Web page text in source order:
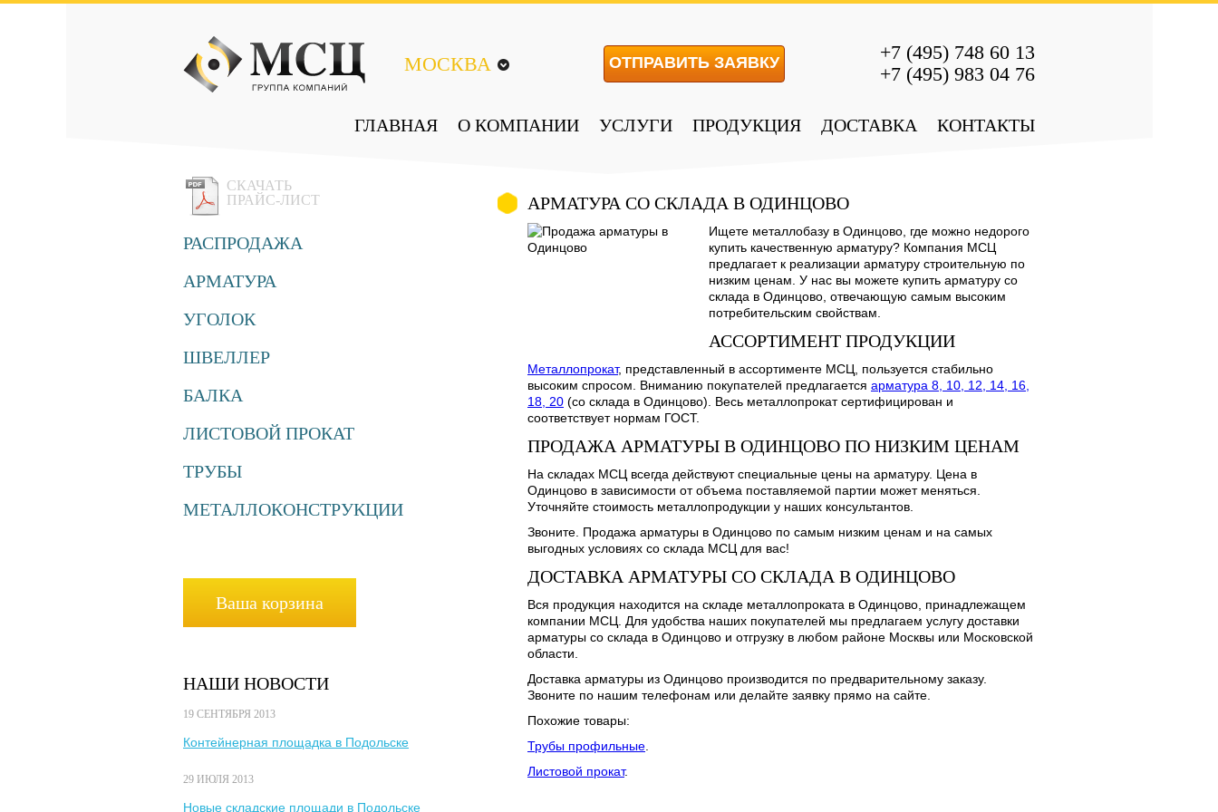
МОСКВА ОТПРАВИТЬ ЗАЯВКУ
+7 (495) 748 60 13
+7 (495) 983 04 76
ГЛАВНАЯ О КОМПАНИИ УСЛУГИ ПРОДУКЦИЯ ДОСТАВКА КОНТАКТЫ
СКАЧАТЬ
ПРАЙС-ЛИСТ
РАСПРОДАЖА
АРМАТУРА
УГОЛОК
ШВЕЛЛЕР
БАЛКА
ЛИСТОВОЙ ПРОКАТ
ТРУБЫ
МЕТАЛЛОКОНСТРУКЦИИ
Ваша корзина
НАШИ НОВОСТИ
19 СЕНТЯБРЯ 2013
Контейнерная площадка в Подольске
29 ИЮЛЯ 2013
Новые складские площади в Подольске
АРМАТУРА СО СКЛАДА В ОДИНЦОВО
Ищете металлобазу в Одинцово, где можно недорого
купить качественную арматуру? Компания МСЦ
предлагает к реализации арматуру строительную по
низким ценам. У нас вы можете купить арматуру со
склада в Одинцово, отвечающую самым высоким
потребительским свойствам.
АССОРТИМЕНТ ПРОДУКЦИИ
Металлопрокат, представленный в ассортименте МСЦ, пользуется стабильно
высоким спросом. Вниманию покупателей предлагается арматура 8, 10, 12, 14, 16,
18, 20 (со склада в Одинцово). Весь металлопрокат сертифицирован и
соответствует нормам ГОСТ.
ПРОДАЖА АРМАТУРЫ В ОДИНЦОВО ПО НИЗКИМ ЦЕНАМ
На складах МСЦ всегда действуют специальные цены на арматуру. Цена в
Одинцово в зависимости от объема поставляемой партии может меняться.
Уточняйте стоимость металлопродукции у наших консультантов.
Звоните. Продажа арматуры в Одинцово по самым низким ценам и на самых
выгодных условиях со склада МСЦ для вас!
ДОСТАВКА АРМАТУРЫ СО СКЛАДА В ОДИНЦОВО
Вся продукция находится на складе металлопроката в Одинцово, принадлежащем
компании МСЦ. Для удобства наших покупателей мы предлагаем услугу доставки
арматуры со склада в Одинцово и отгрузку в любом районе Москвы или Московской
области.
Доставка арматуры из Одинцово производится по предварительному заказу.
Звоните по нашим телефонам или делайте заявку прямо на сайте.
Похожие товары:
Трубы профильные
Листовой прокат.